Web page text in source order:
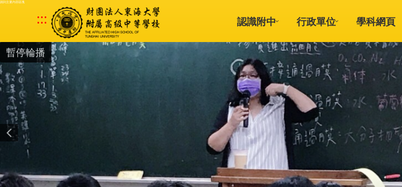
跳到主要內容區塊
::: 認識附中 行政單位 學科網頁
暫停輪播